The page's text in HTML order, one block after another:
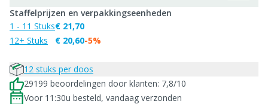
Staffelprijzen en verpakkingseenheden
1 - 11 Stuks
12+ Stuks
€ 21,70
€ 20,60-5%
12 stuks per doos
29199 beoordelingen door klanten: 7,8/10
Voor 11:30u besteld, vandaag verzonden